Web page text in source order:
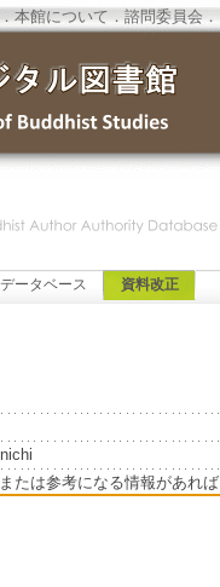
．本館について ．諮問委員会 ．
ータベース 資料改正
たは参考になる情報があれ